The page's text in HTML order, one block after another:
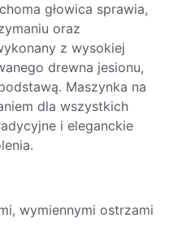
głowica sprawia,
oraz
z wysokiej
drewna jesionu,
Maszynka na
dla wszystkich
i eleganckie
wymiennymi ostrzami